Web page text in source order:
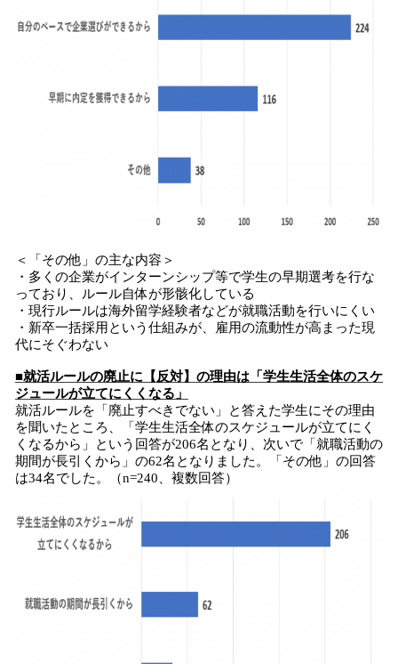
＜「その他」の主な内容＞
・多くの企業がインターンシップ等で学生の早期選考を行な
っており、ルール自体が形骸化している
・現行ルールは海外留学経験者などが就職活動を行いにくい
・新卒一括採用という仕組みが、雇用の流動性が高まった現
代にそぐわない
■就活ルールの廃止に【反対】の理由は「学生生活全体のスケ
ジュールが立てにくくなる」
就活ルールを「廃止すべきでない」と答えた学生にその理由
を聞いたところ、「学生生活全体のスケジュールが立てにく
くなるから」という回答が206名となり、次いで「就職活動の
期間が長引くから」の62名となりました。「その他」の回答
は34名でした。（n=240、複数回答）